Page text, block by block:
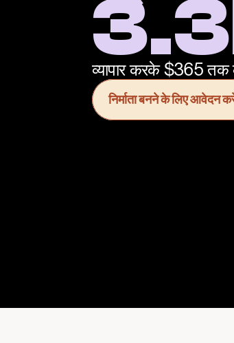
व्यापार करके $365 तक
निर्माता बनने के लिए आवेदन